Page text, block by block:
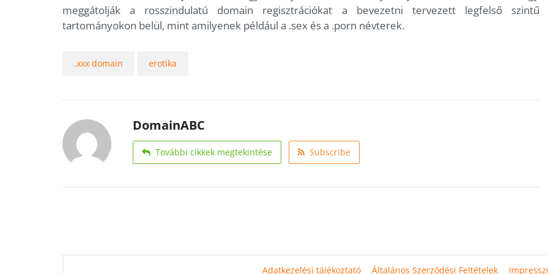
meggátolják a rosszindulatú domain regisztrációkat a bevezetni tervezett legfelső szintű
tartományokon belül, mint amilyenek például a .sex és a .porn névterek.
.xxx domain erotika
DomainABC
További cikkek megtekintése Subscribe
Adatkezelési tájékoztató Általános Szerződési Feltételek